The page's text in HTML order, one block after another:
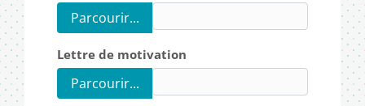
Parcourir...
Lettre de motivation
Parcourir...